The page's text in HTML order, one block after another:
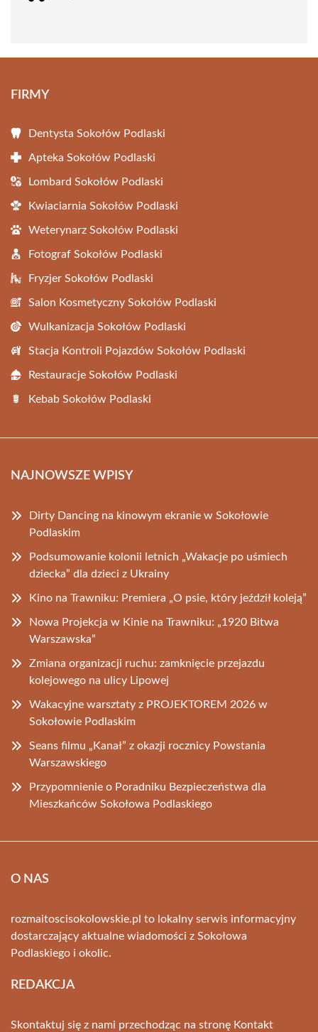
FIRMY
Dentysta Sokołów Podlaski
Apteka Sokołów Podlaski
Lombard Sokołów Podlaski
Kwiaciarnia Sokołów Podlaski
Weterynarz Sokołów Podlaski
Fotograf Sokołów Podlaski
Fryzjer Sokołów Podlaski
Salon Kosmetyczny Sokołów Podlaski
Wulkanizacja Sokołów Podlaski
Stacja Kontroli Pojazdów Sokołów Podlaski
Restauracje Sokołów Podlaski
Kebab Sokołów Podlaski
NAJNOWSZE WPISY
Dirty Dancing na kinowym ekranie w Sokołowie
Podlaskim
Podsumowanie kolonii letnich „Wakacje po uśmiech
dziecka” dla dzieci z Ukrainy
Kino na Trawniku: Premiera „O psie, który jeździł koleją”
Nowa Projekcja w Kinie na Trawniku: „1920 Bitwa
Warszawska”
Zmiana organizacji ruchu: zamknięcie przejazdu
kolejowego na ulicy Lipowej
Wakacyjne warsztaty z PROJEKTOREM 2026 w
Sokołowie Podlaskim
Seans filmu „Kanał” z okazji rocznicy Powstania
Warszawskiego
Przypomnienie o Poradniku Bezpieczeństwa dla
Mieszkańców Sokołowa Podlaskiego
O NAS
rozmaitoscisokolowskie.pl to lokalny serwis informacyjny
dostarczający aktualne wiadomości z Sokołowa
Podlaskiego i okolic.
REDAKCJA
Skontaktuj się z nami przechodząc na stronę Kontakt